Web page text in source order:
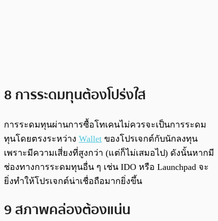
8 การระดมทุนต้องโปร่งใส
การระดมทุนผ่านการซื้อโทเคนไม่ควรจะเป็นการระดม
ทุนโดยตรงระหว่าง Wallet ของโปรเจกต์กับนักลงทุน
เพราะมีความเสี่ยงที่สูงกว่า (แต่ก็ไม่เสมอไป) ดังนั้นหากมี
ช่องทางการระดมทุนอื่น ๆ เช่น IDO หรือ Launchpad จะ
ยิ่งทำให้โปรเจกต์น่าเชื่อถือมากยิ่งขึ้น
9 สภาพคล่องต้องแน่น